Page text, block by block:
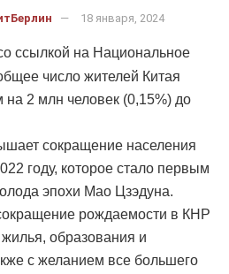
18 января, 2024
ссылкой на Национальное
число жителей Китая
на 2 млн человек (0,15%) до
сокращение населения
году, которое стало первым
эпохи Мао Цзэдуна.
рождаемости в КНР
образования и
с желанием все большего